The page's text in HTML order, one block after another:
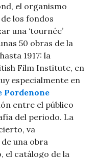
el organismo
los fondos
una ‘tournée’
50 obras de la
1917: la
Film Institute, en
especialmente en
Pordenone
entre el público
del periodo. La
va
una obra
el catálogo de la